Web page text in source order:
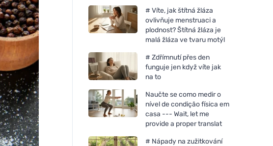
# Víte, jak štítná žláza
ovlivňuje menstruaci a
plodnost? Štítná žláza je
malá žláza ve tvaru motýl
# Zdřímnutí přes den
funguje jen když víte jak
na to
Naučte se como medir o
nível de condição física em
casa --- Wait, let me
provide a proper translat
# Nápady na zužitkování